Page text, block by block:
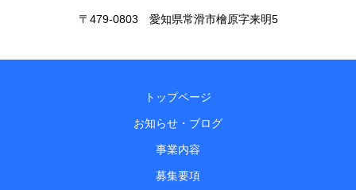
〒479-0803 愛知県常滑市檜原字来明5
トップページ
お知らせ・ブログ
事業内容
募集要項